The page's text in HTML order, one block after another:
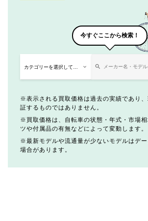
今すぐここから検索！
表示される買取価格は過去の実績であり
証するものではありません。
買取価格は、自転車の状態・年式・市場
ツや付属品の有無などによって変動します。
最新モデルや流通量が少ないモデルはデ
場合があります。